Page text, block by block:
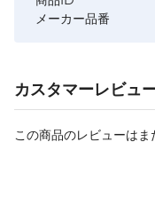
メーカー品番
カスタマーレビュ
この商品のレビューはま